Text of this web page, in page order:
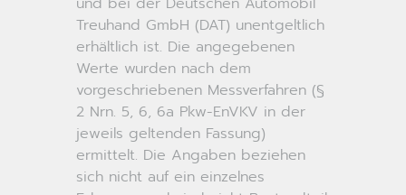
Treuhand GmbH (DAT) unentgeltlich
erhältlich ist. Die angegebenen
Werte wurden nach dem
vorgeschriebenen Messverfahren (§
2 Nrn. 5, 6, 6a Pkw-EnVKV in der
jeweils geltenden Fassung)
ermittelt. Die Angaben beziehen
sich nicht auf ein einzelnes